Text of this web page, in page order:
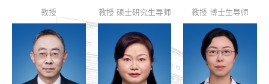
教授 教授 硕士研究生导师 教授 博士生导师